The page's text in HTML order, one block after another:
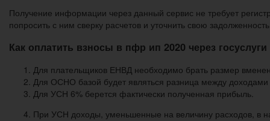
Получение информации через данный сервис не требует
попросить с ним сверку расчетов и уточнить свою
Как оплатить взносы в пфр ип 2020 через госуслуги
Для плательщиков ЕНВД необходимо брать размер
Для ОСНО базой будет являться разница между
Для УСН 6% берется фактически полученная прибыль.
При УСН доходы, уменьшенные на величину расходов, в